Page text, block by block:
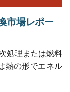
市場レポー
処理または燃料
熱の形でエネル